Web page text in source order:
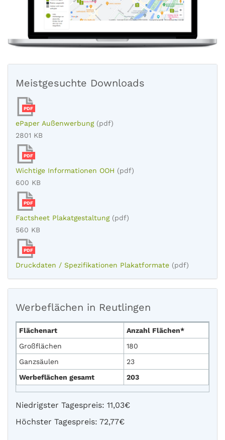
Meistgesuchte Downloads
PDF
ePaper Außenwerbung (pdf)
2801 KB
PDF
Wichtige Informationen OOH (pdf)
600 KB
PDF
Factsheet Plakatgestaltung (pdf)
560 KB
PDF
Druckdaten / Spezifikationen Plakatformate (pdf)
Werbeflächen in Reutlingen
Flächenart
Anzahl Flächen*
Großflächen
180
Ganzsäulen
23
Werbeflächen gesamt
203
Niedrigster Tagespreis: 11,03€
Höchster Tagespreis: 72,77€